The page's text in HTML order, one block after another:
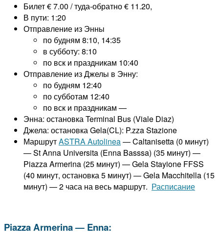
Билет € 7.00 / туда-обратно € 11.20,
В пути: 1:20
Отправление из Энны
по будням 8:10, 14:35
в субботу: 8:10
по вск и праздникам 10:40
Отправление из Джелы в Энну:
по будням 12:40
по субботам 12:40
по вск и праздникам —
Энна: остановка Terminal Bus (Viale Diaz)
Джела: остановка Gela(CL): P.zza Stazione
МаршрутASTRA Autolinea— Caltanisetta (0 минут)
— St Anna Universita (Enna Basssa) (35 минут) —
Piazza Armerina (25 минут) — Gela Stayione FFSS
(40 минут, остановка 5 минут) — Gela Macchitella (15
минут) — 2 часа на весь маршрут. Расписание
Piazza Armerina — Enna: